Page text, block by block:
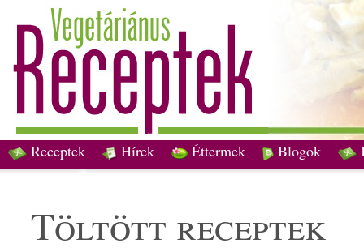
Receptek Hírek Éttermek Blogok
töltött receptek